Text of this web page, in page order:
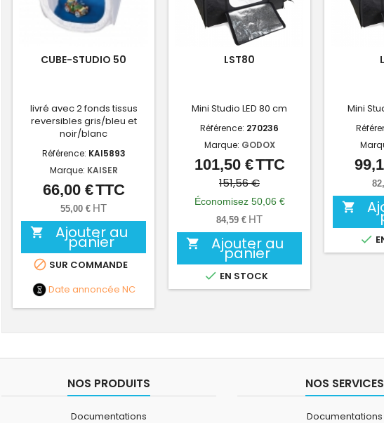
CUBE-STUDIO 50
livré avec 2 fonds tissus
reversibles gris/bleu et
noir/blanc
Référence: KAI5893
Marque: KAISER
Prix
66,00 €TTC
55,00 € HT
 Ajouter au
panier
 SUR COMMANDE
Date annoncée NC
LST80
Mini Studio LED 80 cm
Référence: 270236
Marque: GODOX
Prix
Prix
de
base
101,50 €TTC
151,56 €
Économisez 50,06 €
84,59 € HT
 Ajouter au
panier
 EN STOCK
Mini


NOS PRODUITS
Documentations
NOS SERVICES
Documentations